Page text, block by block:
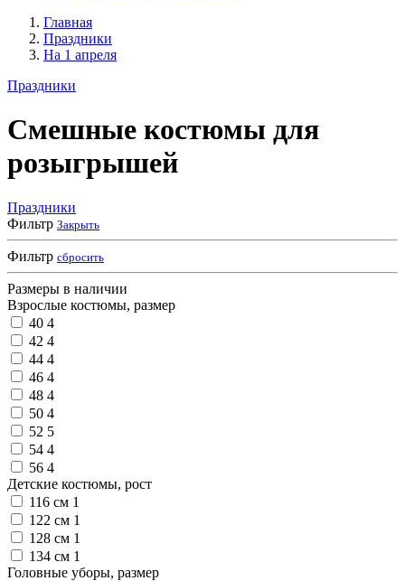
Главная
Праздники
На 1 апреля
Праздники
Смешные костюмы для
розыгрышей
Праздники
Фильтр Закрыть
Фильтр сбросить
Размеры в наличии
Взрослые костюмы, размер
40 4
42 4
44 4
46 4
48 4
50 4
52 5
54 4
56 4
Детские костюмы, рост
116 см 1
122 см 1
128 см 1
134 см 1
Головные уборы, размер